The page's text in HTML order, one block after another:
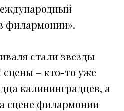
филармонии».
стали звезды
– кто-то уже
калининградцев, а
сцене филармонии